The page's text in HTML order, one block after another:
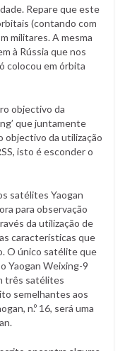
Repare que este
(contando com
militares. A mesma
à Rússia que nos
colocou em órbita
objectivo da
que juntamente
objectivo da utilização
isto é esconder o
satélites Yaogan
para observação
da utilização de
características que
O único satélite que
Yaogan Weixing-9
três satélites
semelhantes aos
n.º 16, será uma